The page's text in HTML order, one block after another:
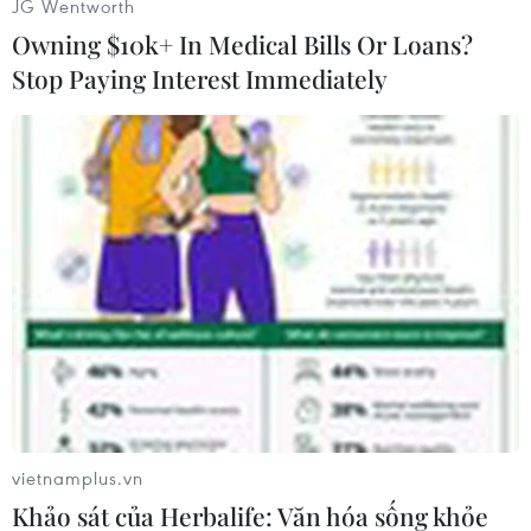
và gió giật mạnh. Gió Đông Bắc đến Đông cấp 2-
3. Độ ẩm từ 65-98%. Nhiệt độ thấp nhất 20-23 độ
C, vùng núi có nơi dưới 19 độ C; cao nhất 26-29
độ C, có nơi trên 29 độ C.
Khu vực Hà Nội nhiều mây, có mưa vài nơi,
sáng sớm sương mù và sương mù nhẹ, trưa
chiều giảm mây trời nắng. Gió Đông Bắc đến
Đông cấp 2-3. Đêm và sáng trời lạnh. Độ ẩm từ
70-95%. Nhiệt độ thấp nhất 21-23 độ C, cao nhất
27-29 độ C.
Thanh Hóa đến Thừa Thiên-Huế có mưa vài nơi,
ngày nắng. Gió nhẹ. Độ ẩm từ 70-98%. Nhiệt độ
thấp nhất 22-25 độ C; cao nhất 28-31 độ C, phía
Nam có nơi trên 31 độ C.
JG Wentworth
Owning $10k+ In Medical Bills Or Loans?
Stop Paying Interest Immediately
vietnamplus.vn
Khảo sát của Herbalife: Văn hóa sống khỏe